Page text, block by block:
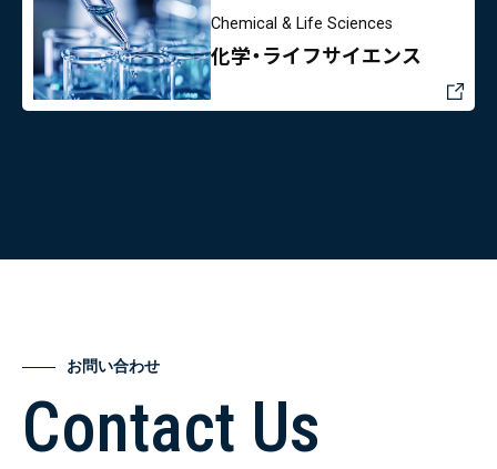
Chemical & Life Sciences
化学・ライフサイエンス
お問い合わせ
Contact Us